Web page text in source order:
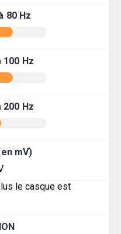
80 Hz
Hz
Hz
mV)
le casque est